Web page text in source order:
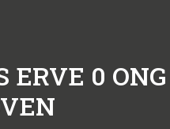
ERVE 0 ONG